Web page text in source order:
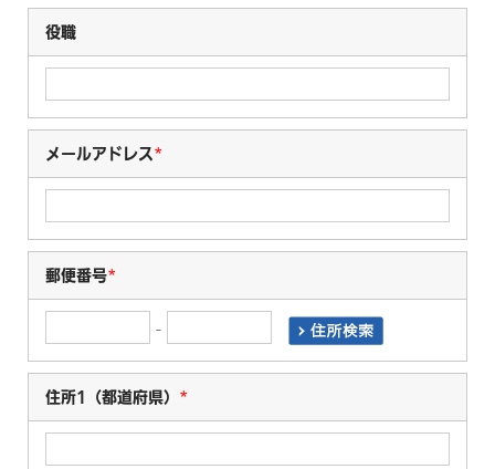
役職
メールアドレス*
郵便番号*
-
住所1（都道府県） *